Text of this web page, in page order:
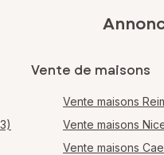
Vente de maisons
Vente maisons
Vente maisons
Vente maisons